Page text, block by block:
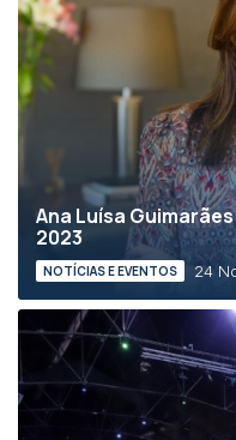
Ana Luísa
2023
NOTÍCIAS E EVENTOS 24